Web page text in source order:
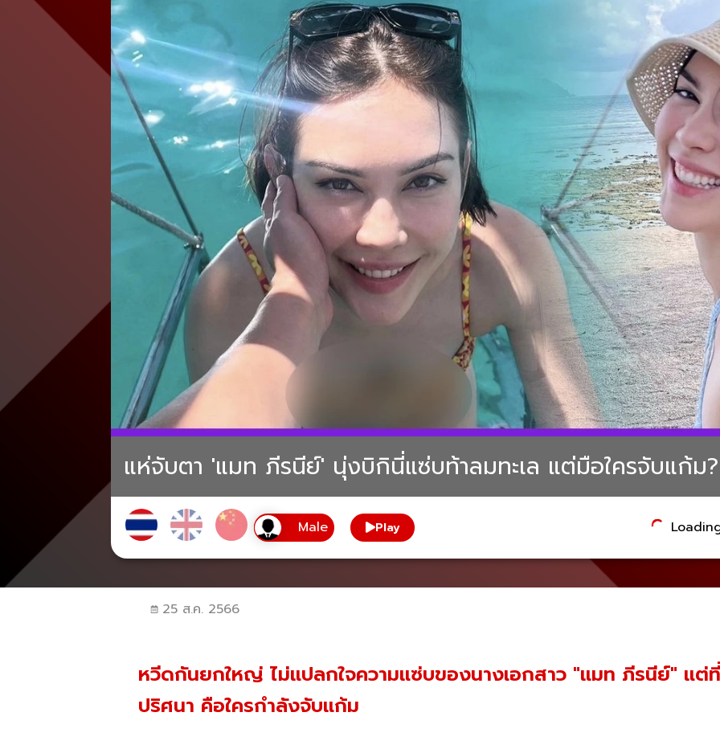
แห่จับตา 'แมท ภีรนีย์' นุ่งบิกินี่แซ่บท้าลมทะเล แต่มือใครจับแก้ม?
Play
25 ส.ค. 2566
หวีดกันยกใหญ่ ไม่แปลกใจความแซ่บของนางเอกสาว "แมท ภีรนีย์" แต่
ปริศนา คือใครกำลังจับแก้ม